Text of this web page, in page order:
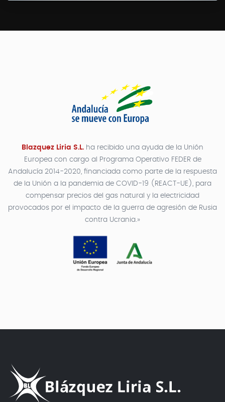
Blazquez Liria S.L. ha recibido una ayuda de la Unión
Europea con cargo al Programa Operativo FEDER de
Andalucía 2014-2020, financiada como parte de la respuesta
de la Unión a la pandemia de COVID-19 (REACT-UE), para
compensar precios del gas natural y la electricidad
provocados por el impacto de la guerra de agresión de Rusia
contra Ucrania.»